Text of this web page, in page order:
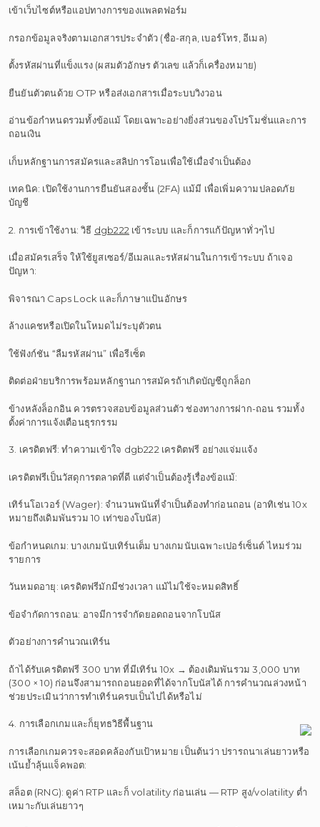
เข้าเว็บไซต์หรือแอปทางการของแพลตฟอร์ม
กรอกข้อมูลจริงตามเอกสารประจำตัว (ชื่อ-สกุล, เบอร์โทร, อีเมล)
ตั้งรหัสผ่านที่แข็งแรง (ผสมตัวอักษร ตัวเลข แล้วก็เครื่องหมาย)
ยืนยันตัวตนด้วย OTP หรือส่งเอกสารเมื่อระบบวิงวอน
อ่านข้อกำหนดรวมทั้งข้อแม้ โดยเฉพาะอย่างยิ่งส่วนของโปรโมชั่นและการ
ถอนเงิน
เก็บหลักฐานการสมัครและสลิปการโอนเพื่อใช้เมื่อจำเป็นต้อง
เทคนิค: เปิดใช้งานการยืนยันสองชั้น (2FA) แม้มี เพื่อเพิ่มความปลอดภัย
บัญชี
2. การเข้าใช้งาน: วิธี dgb222 เข้าระบบ และก็การแก้ปัญหาทั่วๆไป
เมื่อสมัครเสร็จ ให้ใช้ยูสเซอร์/อีเมลและรหัสผ่านในการเข้าระบบ ถ้าเจอ
ปัญหา:
พิจารณา Caps Lock และก็ภาษาแป้นอักษร
ล้างแคชหรือเปิดในโหมดไม่ระบุตัวตน
ใช้ฟังก์ชัน “ลืมรหัสผ่าน” เพื่อรีเซ็ต
ติดต่อฝ่ายบริการพร้อมหลักฐานการสมัครถ้าเกิดบัญชีถูกล็อก
ข้างหลังล็อกอิน ควรตรวจสอบข้อมูลส่วนตัว ช่องทางการฝาก-ถอน รวมทั้ง
ตั้งค่าการแจ้งเตือนธุรกรรม
3. เครดิตฟรี: ทำความเข้าใจ dgb222 เครดิตฟรี อย่างแจ่มแจ้ง
เครดิตฟรีเป็นวัสดุการตลาดที่ดี แต่จำเป็นต้องรู้เรื่องข้อแม้:
เทิร์นโอเวอร์ (Wager): จำนวนพนันที่จำเป็นต้องทำก่อนถอน (อาทิเช่น 10x
หมายถึงเดิมพันรวม 10 เท่าของโบนัส)
ข้อกำหนดเกม: บางเกมนับเทิร์นเต็ม บางเกมนับเฉพาะเปอร์เซ็นต์ ไหมร่วม
รายการ
วันหมดอายุ: เครดิตฟรีมักมีช่วงเวลา แม้ไม่ใช้จะหมดสิทธิ์
ข้อจำกัดการถอน: อาจมีการจำกัดยอดถอนจากโบนัส
ตัวอย่างการคำนวณเทิร์น
ถ้าได้รับเครดิตฟรี 300 บาท ที่มีเทิร์น 10x → ต้องเดิมพันรวม 3,000 บาท
(300 × 10) ก่อนจึงสามารถถอนยอดที่ได้จากโบนัสได้ การคำนวณล่วงหน้า
ช่วยประเมินว่าการทำเทิร์นครบเป็นไปได้หรือไม่
4. การเลือกเกมและก็ยุทธวิธีพื้นฐาน
การเลือกเกมควรจะสอดคล้องกับเป้าหมาย เป็นต้นว่า ปรารถนาเล่นยาวหรือ
เน้นย้ำลุ้นแจ็คพอต:
สล็อต (RNG): ดูค่า RTP และก็ volatility ก่อนเล่น — RTP สูง/volatility ต่ำ
เหมาะกับเล่นยาวๆ